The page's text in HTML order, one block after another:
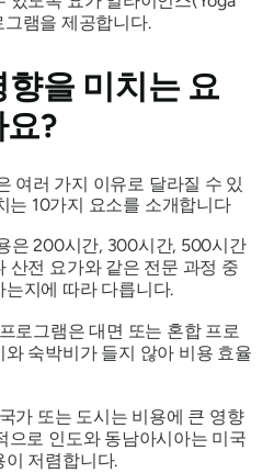
램을 제공합니다.
을 미치는 요
?
여러 가지 이유로 달라질 수 있
는 10가지 요소를 소개합니다
은 200시간, 300시간, 500시간
산전 요가와 같은 전문 과정 중
지에 따라 다릅니다.
로그램은 대면 또는 혼합 프로
숙박비가 들지 않아 비용 효율
가 또는 도시는 비용에 큰 영향
으로 인도와 동남아시아는 미국
이 저렴합니다.